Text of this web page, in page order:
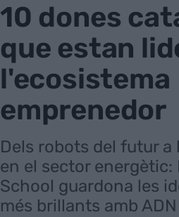
10 dones
que estan
l'ecosistema
emprenedor
Dels robots del futur a
en el sector energètic:
School guardona les
més brillants amb